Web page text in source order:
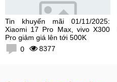
Tin khuyến mãi 01/11/2025:
Xiaomi 17 Pro Max, vivo X300
Pro giảm giá lên tới 500K
0
8377